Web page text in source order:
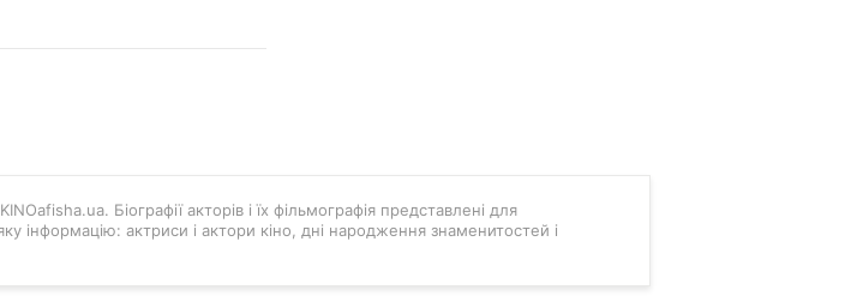
Біографії акторів і їх фільмографія представлені для
інформацію: актриси і актори кіно, дні народження знаменитостей і